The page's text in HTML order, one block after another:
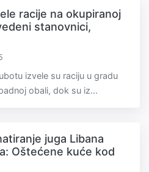
racije na okupiranoj
stanovnici,
izvele su raciju u gradu
obali, dok su iz...
juga Libana
Oštećene kuće kod